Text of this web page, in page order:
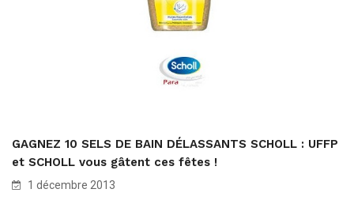
GAGNEZ 10 SELS DE BAIN DÉLASSANTS SCHOLL : UFFP
et SCHOLL vous gâtent ces fêtes !
1 décembre 2013